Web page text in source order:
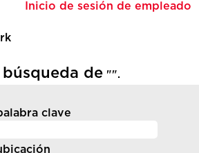
Inicio de sesión de empleado
(página
búsqueda de "".
clave